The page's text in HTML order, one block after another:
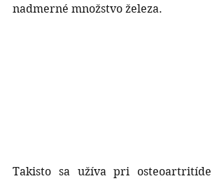
nadmerné množstvo železa.
Takisto sa užíva pri osteoartritíde